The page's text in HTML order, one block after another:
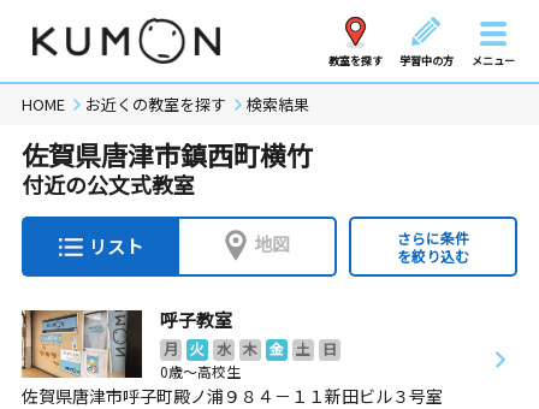
教室を探す 学習中の方 メニュー
HOME お近くの教室を探す 検索結果
佐賀県唐津市鎮西町横竹
付近の公文式教室
リスト 地図
さらに条件
を絞り込む
呼子教室
月 火 水 木 金 土
日
0歳～高校生
佐賀県唐津市呼子町殿ノ浦９８４－１１新田ビル３号室